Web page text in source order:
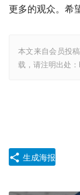
更多的观众。希
本文来自会员投
载，请注明出处
生成海报